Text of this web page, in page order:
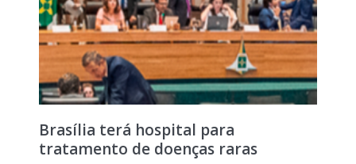
Brasília terá hospital para
tratamento de doenças raras